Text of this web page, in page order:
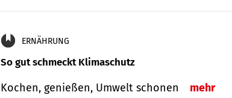
ERNÄHRUNG
So gut schmeckt Klimaschutz
Kochen, genießen, Umwelt schonen mehr